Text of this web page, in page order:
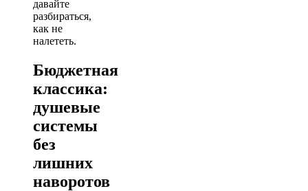
давайте
разбираться,
как не
налететь.
Бюджетная
классика:
душевые
системы
без
лишних
наворотов